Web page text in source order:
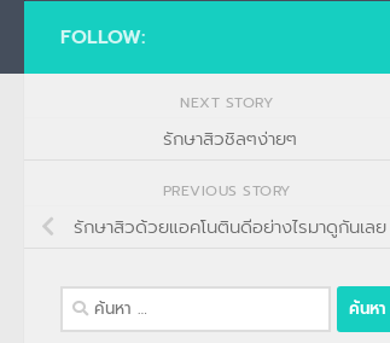
FOLLOW:
NEXT STORY
รักษาสิวชิลๆง่ายๆ
PREVIOUS STORY
รักษาสิวด้วยแอคโนตินดีอย่างไรมาดูกันเลย
ค้นหา
สำหรับ: